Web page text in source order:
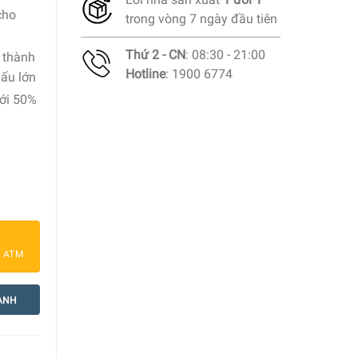
lớn
50%
lượng
trong vòng 7 ngày đầu tiên
Thứ 2 - CN: 08:30 - 21:00
Hotline: 1900 6774